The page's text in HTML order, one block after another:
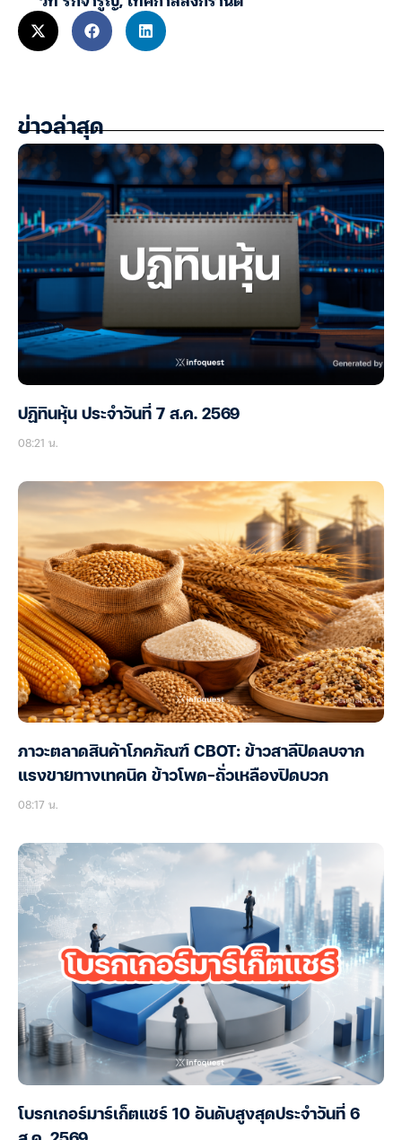
ข่าวล่าสุด
ปฏิทินหุ้น ประจำวันที่ 7 ส.ค. 2569
08:21 น.
ภาวะตลาดสินค้าโภคภัณฑ์ CBOT: ข้าวสาลีปิดลบจาก
แรงขายทางเทคนิค ข้าวโพด-ถั่วเหลืองปิดบวก
08:17 น.
โบรกเกอร์มาร์เก็ตแชร์ 10 อันดับสูงสุดประจำวันที่ 6